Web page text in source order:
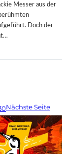
Messer aus der
Doch der
Nächste Seite